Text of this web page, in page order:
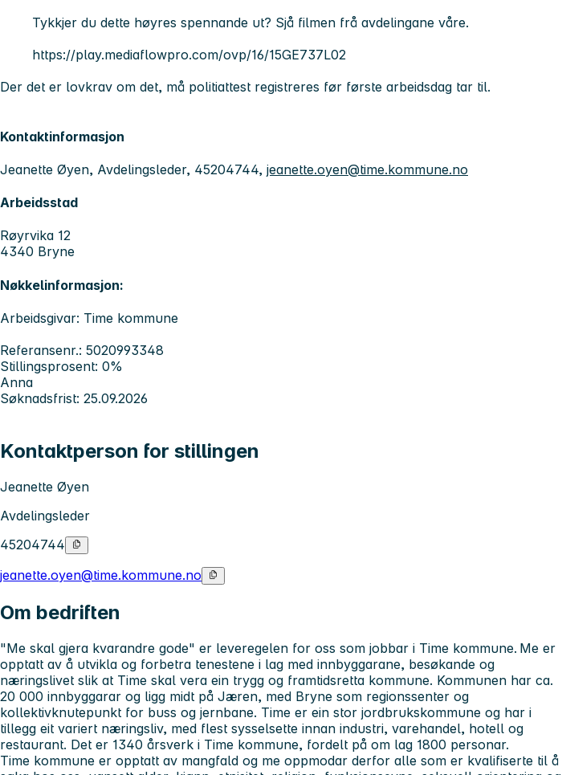
Tykkjer du dette høyres spennande ut? Sjå filmen frå avdelingane våre.
https://play.mediaflowpro.com/ovp/16/15GE737L02
Der det er lovkrav om det, må politiattest registreres før første arbeidsdag tar til.
Kontaktinformasjon
Jeanette Øyen, Avdelingsleder, 45204744, jeanette.oyen@time.kommune.no
Arbeidsstad
Røyrvika 12
4340 Bryne
Nøkkelinformasjon:
Arbeidsgivar: Time kommune
Referansenr.: 5020993348
Stillingsprosent: 0%
Anna
Søknadsfrist: 25.09.2026
Kontaktperson for stillingen
Jeanette Øyen
Avdelingsleder
45204744
jeanette.oyen@time.kommune.no
Om bedriften
"Me skal gjera kvarandre gode" er leveregelen for oss som jobbar i Time kommune. Me er
opptatt av å utvikla og forbetra tenestene i lag med innbyggarane, besøkande og
næringslivet slik at Time skal vera ein trygg og framtidsretta kommune. Kommunen har ca.
20 000 innbyggarar og ligg midt på Jæren, med Bryne som regionssenter og
kollektivknutepunkt for buss og jernbane. Time er ein stor jordbrukskommune og har i
tillegg eit variert næringsliv, med flest sysselsette innan industri, varehandel, hotell og
restaurant. Det er 1340 årsverk i Time kommune, fordelt på om lag 1800 personar.
Time kommune er opptatt av mangfald og me oppmodar derfor alle som er kvalifiserte til å